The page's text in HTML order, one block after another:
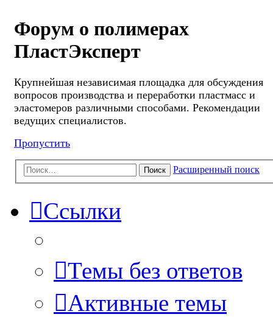
Форум о полимерах
ПластЭксперт
Крупнейшая независимая площадка для обсуждения
вопросов производства и переработки пластмасс и
эластомеров различными способами. Рекомендации
ведущих специалистов.
Пропустить
Поиск Расширенный поиск
Ссылки
Темы без ответов
Активные темы